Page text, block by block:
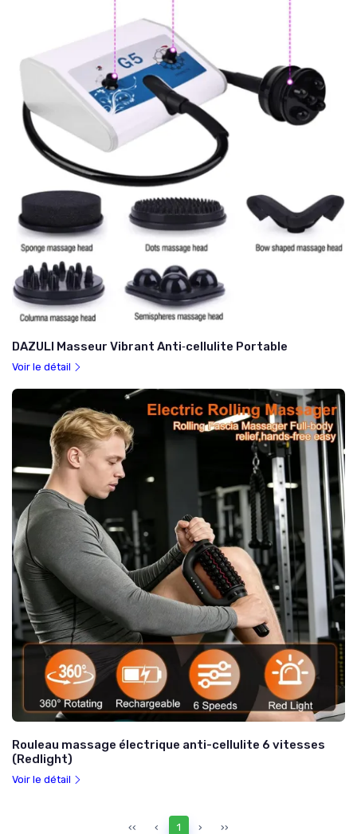
DAZULI Masseur Vibrant Anti‑cellulite Portable
Voir le détail
Rouleau massage électrique anti-cellulite 6 vitesses
(Redlight)
Voir le détail
‹‹ ‹ 1 › ››